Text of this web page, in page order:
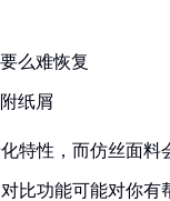
么难恢复
纸屑
特性，而仿丝面料
比功能可能对你有